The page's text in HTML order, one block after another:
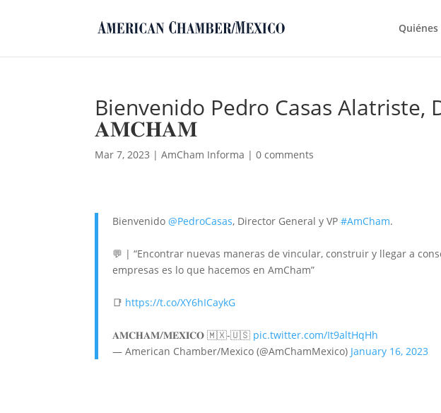
Bienvenido Pedro Casas Alatriste,
𝐀𝐌𝐂𝐇𝐀𝐌
Mar 7, 2023 |AmCham Informa |0 comments
Bienvenido@PedroCasas, Director General y VP#AmCham.
💬 | “Encontrar nuevas maneras de vincular, construir y llegar a
empresas es lo que hacemos en AmCham”
📑 https://t.co/XY6hICaykG
𝐀𝐌𝐂𝐇𝐀𝐌/𝐌𝐄𝐗𝐈𝐂𝐎 🇲🇽-🇺🇸 pic.twitter.com/It9altHqHh
— American Chamber/Mexico (@AmChamMexico) January 16, 2023